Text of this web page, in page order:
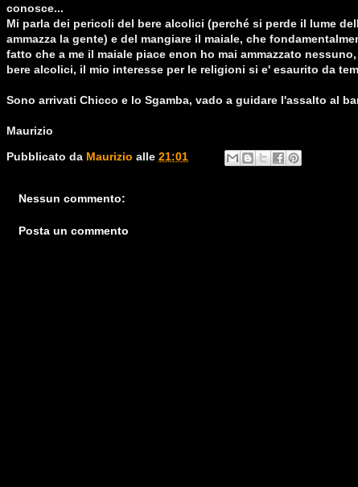
conosce...
Mi parla dei pericoli del bere alcolici (perché si perde il lume
ammazza la gente) e del mangiare il maiale, che
fatto che a me il maiale piace enon ho mai ammazzato
bere alcolici, il mio interesse per le religioni si e' esaurito da
Sono arrivati Chicco e lo Sgamba, vado a guidare l'assalto al
Maurizio
Pubblicato da Maurizio alle 21:01
Nessun commento:
Posta un commento